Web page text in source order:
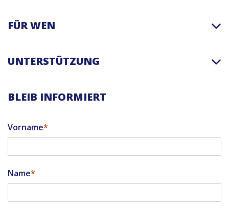
FÜR WEN
UNTERSTÜTZUNG
BLEIB INFORMIERT
Vorname
Name